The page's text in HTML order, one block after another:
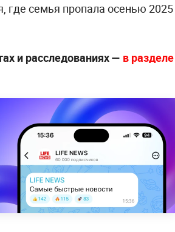
где семья пропала осенью 2025
и расследованиях — в разделе